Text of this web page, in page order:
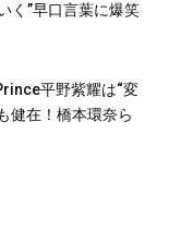
く”早口言葉に爆笑
平野紫耀は“変
健在！橋本環奈ら